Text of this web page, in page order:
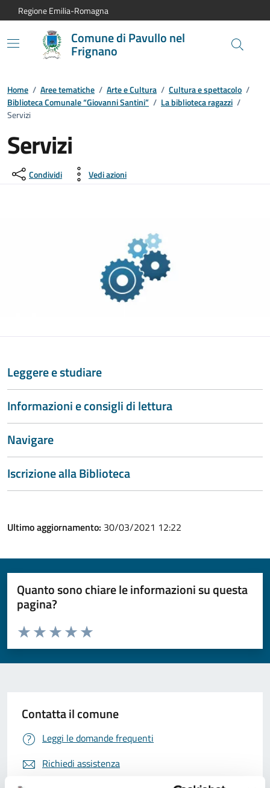
Vai al contenuto principale
Vai alla navigazione del sito
Vai al piede di pagina
Regione Emilia-Romagna
Comune di Pavullo nel
Frignano
Home / Aree tematiche / Arte e Cultura / Cultura e spettacolo /
Biblioteca Comunale “Giovanni Santini” / La biblioteca ragazzi /
Servizi
Servizi
Condividi Vedi azioni
Leggere e studiare
Informazioni e consigli di lettura
Navigare
Iscrizione alla Biblioteca
Ultimo aggiornamento: 30/03/2021 12:22
Quanto sono chiare le informazioni su questa
pagina?
Valuta da 1 a 5 stelle la pagina
Valuta 5 stelle su 5
Valuta 4 stelle su 5
Valuta 3 stelle su 5
Valuta 2 stelle su 5
Valuta 1 stelle su 5
Contatta il comune
Leggi le domande frequenti
Richiedi assistenza